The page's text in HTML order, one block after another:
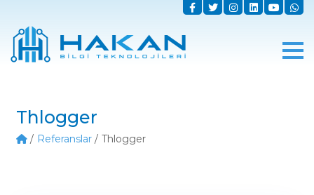
Thlogger
Referanslar Thlogger